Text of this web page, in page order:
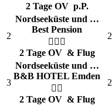
2 Tage OVp.P.
2
Nordseeküste und …
Best Pension
2 Tage OV& Flug
3
Nordseeküste und …
B&B HOTEL Emden
2 Tage OV& Flug